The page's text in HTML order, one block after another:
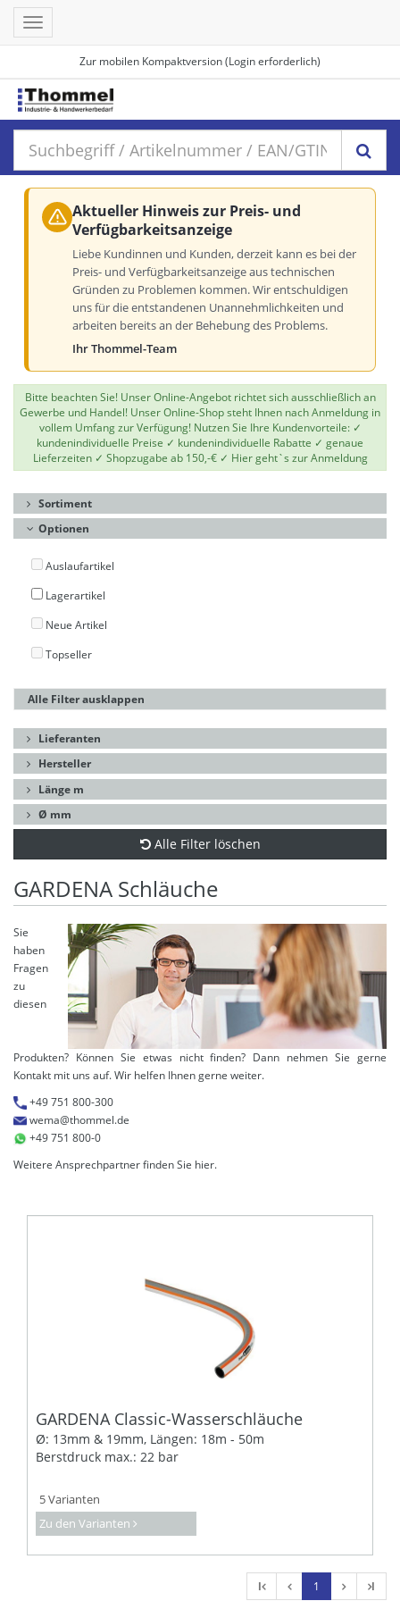
Zur mobilen Kompaktversion (Login erforderlich)
Toggle
navigation
Aktueller Hinweis zur Preis- und
Verfügbarkeitsanzeige
Liebe Kundinnen und Kunden, derzeit kann es bei der
Preis- und Verfügbarkeitsanzeige aus technischen
Gründen zu Problemen kommen. Wir entschuldigen
uns für die entstandenen Unannehmlichkeiten und
arbeiten bereits an der Behebung des Problems.
Ihr Thommel-Team
Bitte beachten Sie! Unser Online-Angebot richtet sich ausschließlich an
Gewerbe und Handel! Unser Online-Shop steht Ihnen nach Anmeldung in
vollem Umfang zur Verfügung! Nutzen Sie Ihre Kundenvorteile: ✓
kundenindividuelle Preise ✓ kundenindividuelle Rabatte ✓ genaue
Lieferzeiten ✓ Shopzugabe ab 150,-€ ✓ Hier geht`s zur Anmeldung
Sortiment
Optionen
Auslaufartikel
Lagerartikel
Neue Artikel
Topseller
Alle Filter ausklappen
Lieferanten
Hersteller
Länge m
Ø mm
Alle Filter löschen
GARDENA Schläuche
Sie
haben
Fragen
zu
diesen
Produkten? Können Sie etwas nicht finden? Dann nehmen Sie gerne
Kontakt mit uns auf. Wir helfen Ihnen gerne weiter.
+49 751 800-300
wema@thommel.de
+49 751 800-0
Weitere Ansprechpartner finden Sie hier.
GARDENA Classic-Wasserschläuche
Ø: 13mm & 19mm, Längen: 18m - 50m
Berstdruck max.: 22 bar
5 Varianten
Zu den Varianten
l 1 l